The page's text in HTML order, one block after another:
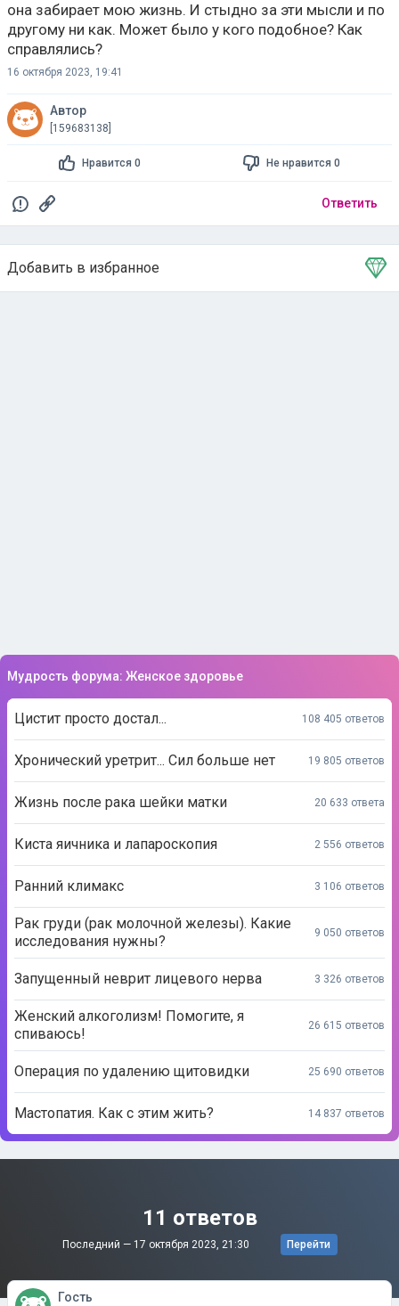
она забирает мою жизнь. И стыдно за эти мысли и по
другому ни как. Может было у кого подобное? Как
справлялись?
16 октября 2023, 19:41
Автор
[159683138]
Нравится 0 Не нравится 0
Ответить
Добавить в избранное
Тема в избранном
Мудрость форума: Женское здоровье
Цистит просто достал... 108 405 ответов
Хронический уретрит... Сил больше нет 19 805 ответов
Жизнь после рака шейки матки 20 633 ответа
Киста яичника и лапароскопия 2 556 ответов
Ранний климакс 3 106 ответов
Рак груди (рак молочной железы). Какие
исследования нужны?
9 050 ответов
Запущенный неврит лицевого нерва 3 326 ответов
Женский алкоголизм! Помогите, я
спиваюсь!
26 615 ответов
Операция по удалению щитовидки 25 690 ответов
Мастопатия. Как с этим жить? 14 837 ответов
11 ответов
Последний — 17 октября 2023, 21:30 Перейти
Гость